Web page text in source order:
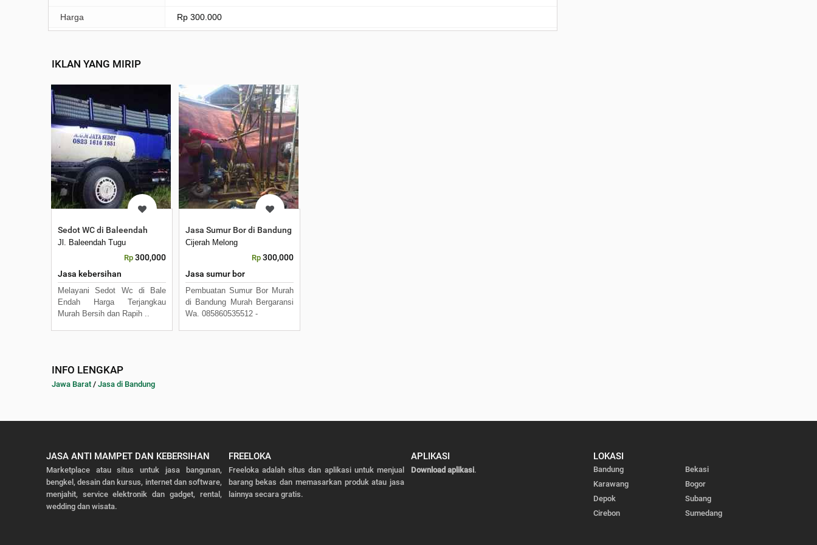
Harga Rp 300.000
IKLAN YANG MIRIP
Sedot WC di Baleendah
Jl. Baleendah Tugu
Rp 300,000
Jasa kebersihan
Melayani Sedot Wc di Bale
Endah Harga Terjangkau
Murah Bersih dan Rapih ..
Jasa Sumur Bor di Bandung
Cijerah Melong
Rp 300,000
Jasa sumur bor
Pembuatan Sumur Bor Murah
di Bandung Murah Bergaransi
Wa. 085860535512 -
INFO LENGKAP
Jawa Barat / Jasa di Bandung
JASA ANTI MAMPET DAN KEBERSIHAN
Marketplace atau situs untuk jasa bangunan,
bengkel, desain dan kursus, internet dan software,
menjahit, service elektronik dan gadget, rental,
wedding dan wisata.
FREELOKA
Freeloka adalah situs dan aplikasi untuk menjual
barang bekas dan memasarkan produk atau jasa
lainnya secara gratis.
APLIKASI
Download aplikasi.
LOKASI
Bandung
Bekasi
Karawang
Bogor
Depok
Subang
Cirebon
Sumedang